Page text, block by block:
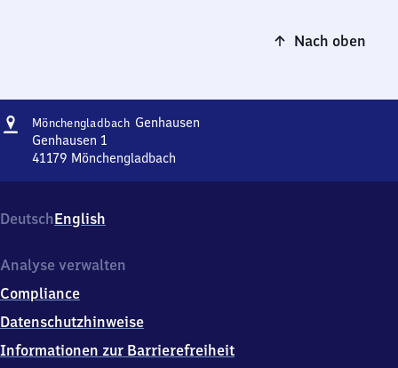
Nach oben
Adresse
Mönchengladbach GenhausenMönchengladbach-
Genhausen 1
41179 Mönchengladbach
Genhausen
1,
1
7
9
DeutschEnglish
Analyse verwalten
Compliance
Datenschutzhinweise
Informationen zur Barrierefreiheit